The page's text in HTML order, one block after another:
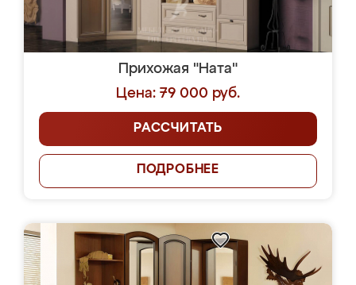
Прихожая "Ната"
Цена: 79 000 руб.
РАССЧИТАТЬ
ПОДРОБНЕЕ